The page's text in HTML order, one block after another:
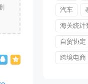
汽车
海关统计
自贸协定
跨境电商